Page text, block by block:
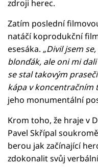
zdroji herec.
Zatím poslední
natáčí koprodukční
esesáka. „Divil jsem
blonďák, ale oni mi
se stal takovým
kápa v koncentračním
jeho monumentální
Krom toho, že hraje v
Pavel Skřípal
berou jak začínající
zdokonalit svůj